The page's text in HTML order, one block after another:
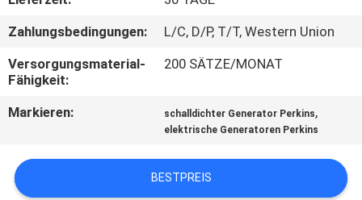
IN
VERBINDUNG
FORDERN
Zahlungsbedingungen:
L/C, D/P, T/T, Western Union
Versorgungsmaterial-
Fähigkeit:
200 SÄTZE/MONAT
Markieren: schalldichter Generator Perkins,
elektrische Generatoren Perkins
BESTPREIS